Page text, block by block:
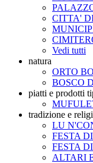
CITTA'
Vedi tutti
natura
ORTO
BOSCO
piatti e prodotti
tradizione e
LU
FESTA
FESTA
ALTARI